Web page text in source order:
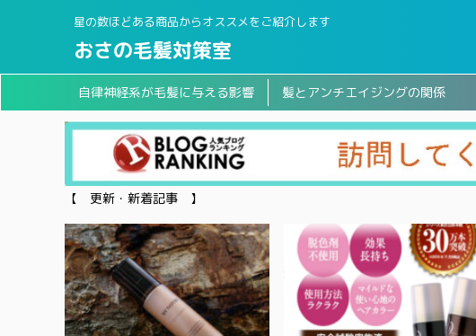
星の数ほどある商品からオススメをご紹介します
おさの毛髪対策室
自律神経系が毛髪に与える影響 髪とアンチエイジングの関係
【 更新・新着記事 】